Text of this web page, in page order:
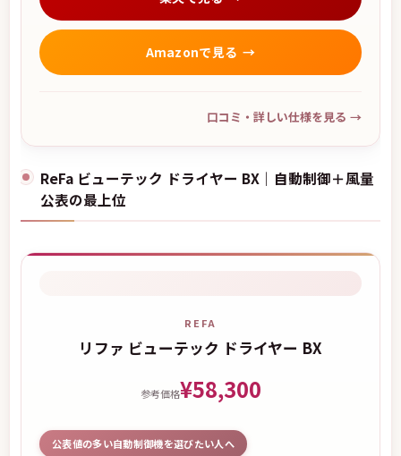
Amazonで見る
口コミ・詳しい仕様を見る →
ReFa ビューテック ドライヤー BX｜自動制御＋風量
公表の最上位
REFA
リファ ビューテック ドライヤー BX
参考価格¥58,300
公表値の多い自動制御機を選びたい人へ